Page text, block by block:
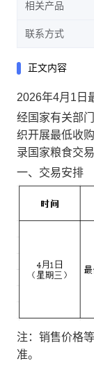
相关产品
联系方式
正文内容
2026年4月1日
经国家有关部
织开展最低收
录国家粮食交
一、交易安排
注：销售价格
准。